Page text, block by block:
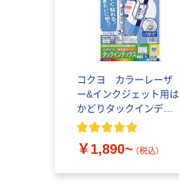
コクヨ カラーレーザ
ー&インクジェット用は
かどりタックインデッ
クス（強粘着） A4
￥1,890~ （税込）